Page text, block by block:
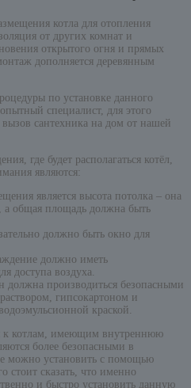
котла для отопления
от других комнат и
открытого огня и прямых
дополняется деревянным
по установке данного
специалист, для этого
вызов сантехника на дом от нашей
где будет располагаться котёл,
являются:
является высота потолка – она
а общая площадь должна быть
должно быть окно для
должно иметь
доступа воздуха.
должна производиться безопасными
гипсокартоном и
краской.
к котлам, имеющим внутреннюю
более безопасными в
можно установить с помощью
стоит сказать, что именно
и быстро установить данную